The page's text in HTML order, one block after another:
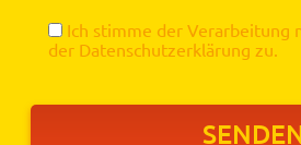
Ich stimme der Verarbeitung
der Datenschutzerklärung zu.